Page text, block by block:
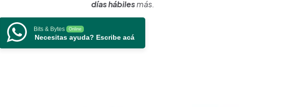
días hábilesmás.
Bits & Bytes Online
Necesitas ayuda? Escribe acá